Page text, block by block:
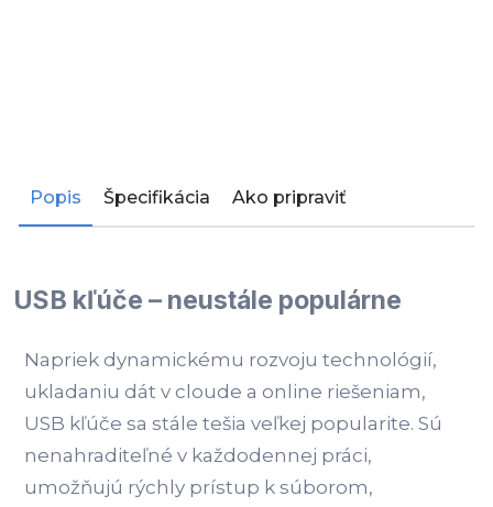
Popis Špecifikácia Ako pripraviť
USB kľúče – neustále populárne
Napriek dynamickému rozvoju technológií,
ukladaniu dát v cloude a online riešeniam,
USB kľúče sa stále tešia veľkej popularite. Sú
nenahraditeľné v každodennej práci,
umožňujú rýchly prístup k súborom,